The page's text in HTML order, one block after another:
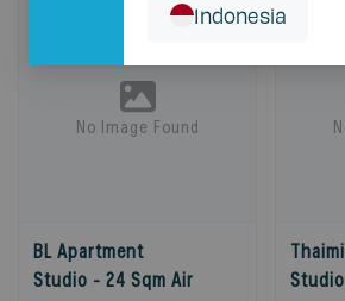
No Image Found
BL Apartment
Studio - 24 Sqm Air
Indonesia